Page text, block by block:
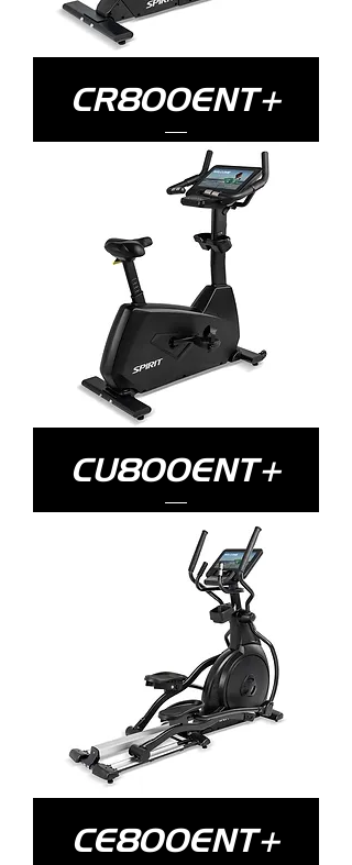
CR800ENT+
CU800ENT+
CE800ENT+